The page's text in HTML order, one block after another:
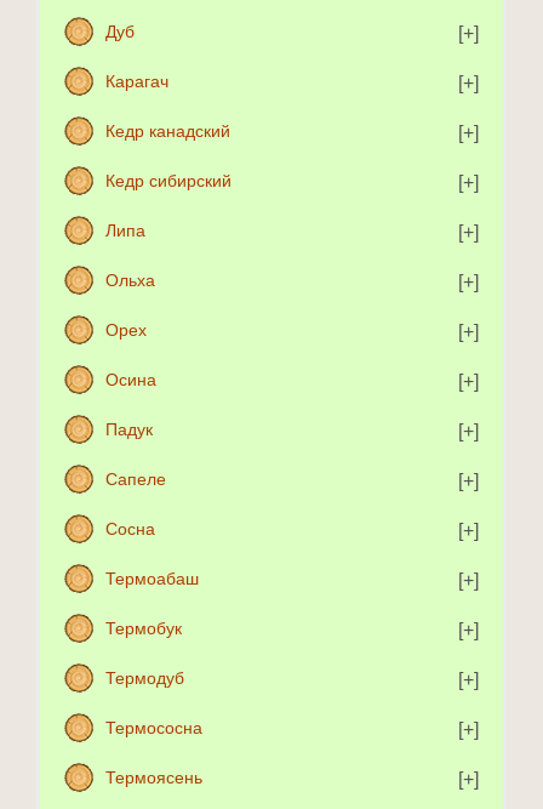
Дуб
Карагач
Кедр канадский
Кедр сибирский
Липа
Ольха
Орех
Осина
Падук
Сапеле
Сосна
Термоабаш
Термобук
Термодуб
Термососна
Термоясень